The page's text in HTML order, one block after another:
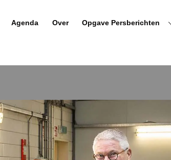
Agenda Over Opgave Persberichten